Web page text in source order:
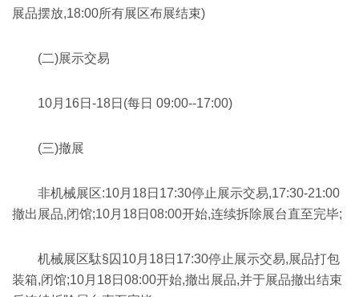
展品摆放,18:00所有展区布展结束)
(二)展示交易
10月16日-18日(每日 09:00--17:00)
(三)撤展
非机械展区:10月18日17:30停止展示交易,17:30-21:00
撤出展品,闭馆;10月18日08:00开始,连续拆除展台直至完毕;
机械展区駄§囚10月18日17:30停止展示交易,展品打包
装箱,闭馆;10月18日08:00开始,撤出展品,并于展品撤出结束